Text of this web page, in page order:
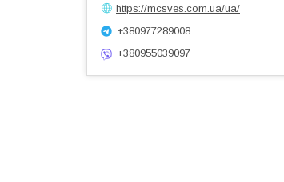
https://mcsves.com.ua/ua/
+380977289008
+380955039097